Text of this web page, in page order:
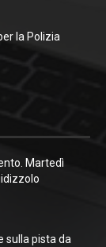
la Polizia
Martedì
sulla pista da